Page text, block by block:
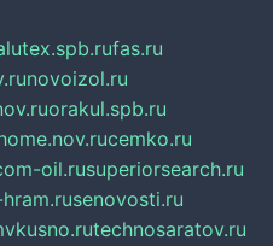
fas.ru
novoizol.ru
orakul.spb.ru
cemko.ru
oil.rusuperiorsearch.ru
senovosti.ru
technosaratov.ru